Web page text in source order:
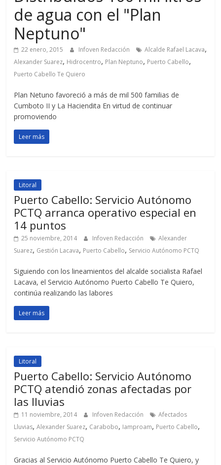
de agua con el "Plan
Neptuno"
22 enero, 2015 Infoven Redacción Alcalde Rafael Lacava,
Alexander Suarez, Hidrocentro, Plan Neptuno, Puerto Cabello,
Puerto Cabello Te Quiero
Plan Netuno favoreció a más de mil 500 familias de
Cumboto II y La Haciendita En virtud de continuar
promoviendo
Leer más
Litoral
Puerto Cabello: Servicio Autónomo
PCTQ arranca operativo especial en
14 puntos
25 noviembre, 2014 Infoven Redacción
Alexander
Suarez, Gestión Lacava, Puerto Cabello, Servicio Autónomo PCTQ
Siguiendo con los lineamientos del alcalde socialista Rafael
Lacava, el Servicio Autónomo Puerto Cabello Te Quiero,
continúa realizando las labores
Leer más
Litoral
Puerto Cabello: Servicio Autónomo
PCTQ atendió zonas afectadas por
las lluvias
11 noviembre, 2014 Infoven Redacción
Afectados
Lluvias,Alexander Suarez, Carabobo, Iamproam, Puerto Cabello,
Servicio Autónomo PCTQ
Gracias al Servicio Autónomo Puerto Cabello Te Quiero, y